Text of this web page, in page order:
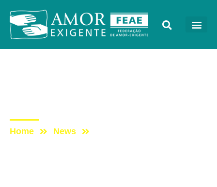
Home News